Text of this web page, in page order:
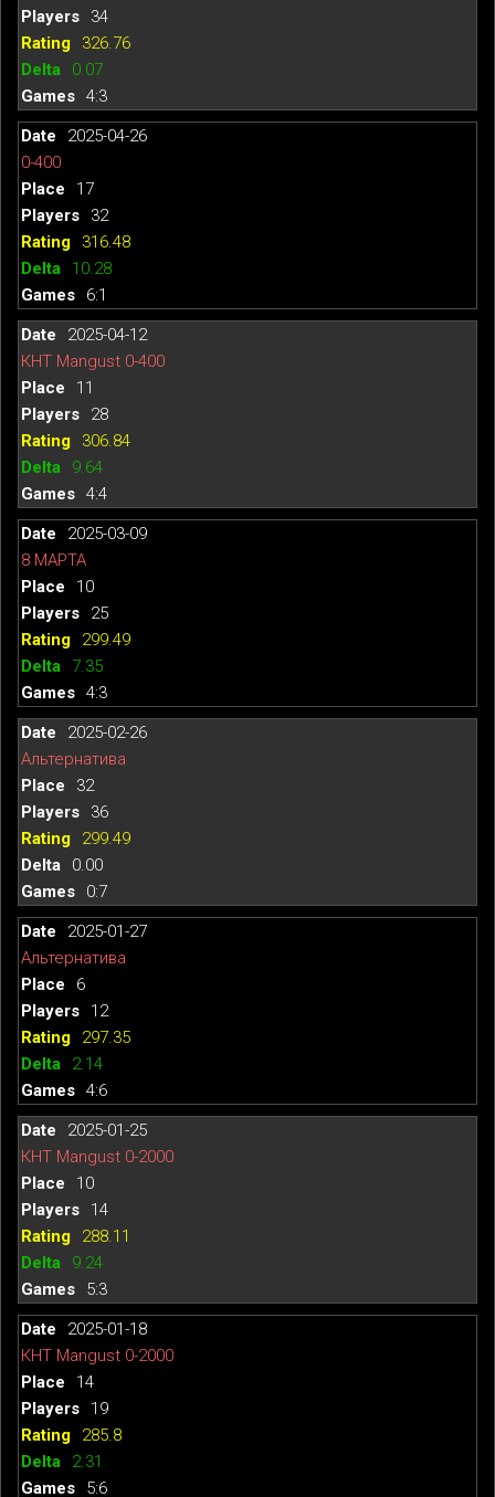
34
326.76
0.07
4:3
2025-04-26
0-400
17
32
316.48
10.28
6:1
2025-04-12
КНТ Mangust 0-400
11
28
306.84
9.64
4:4
2025-03-09
8 МАРТА
10
25
299.49
7.35
4:3
2025-02-26
Альтернатива
32
36
299.49
0.00
0:7
2025-01-27
Альтернатива
6
12
297.35
2.14
4:6
2025-01-25
КНТ Mangust 0-2000
10
14
288.11
9.24
5:3
2025-01-18
КНТ Mangust 0-2000
14
19
285.8
2.31
5:6